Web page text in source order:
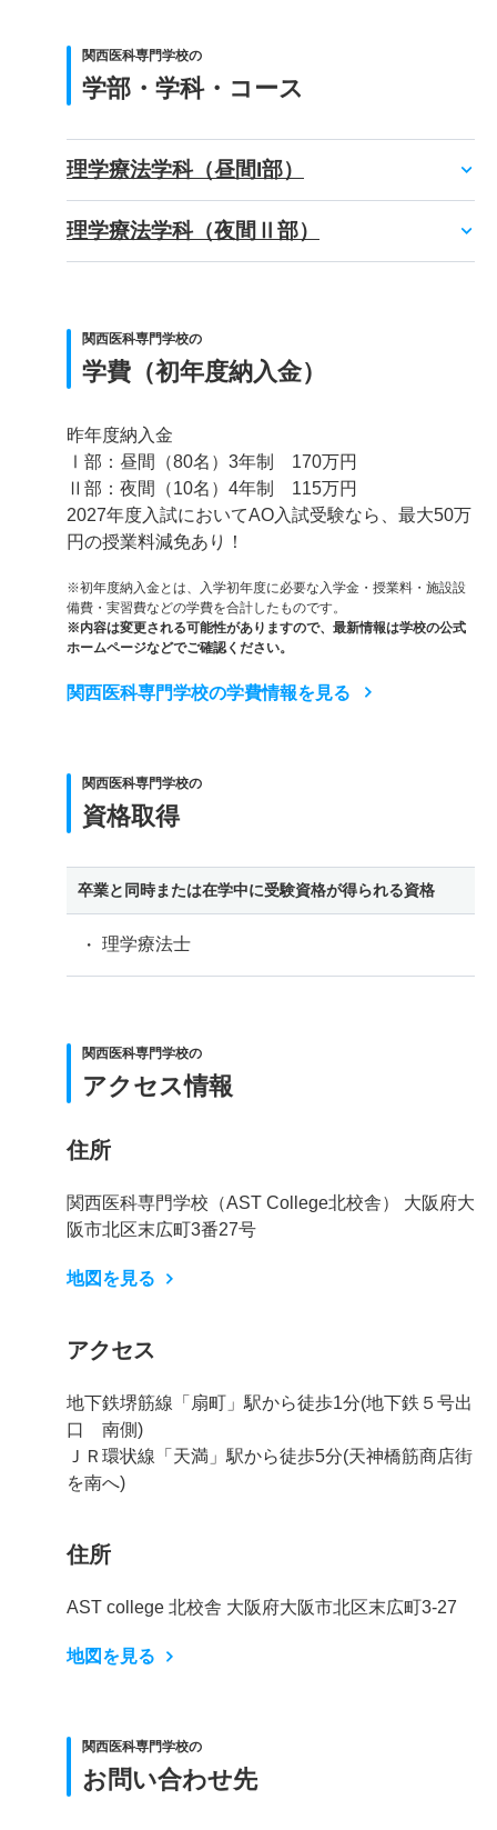
関西医科専門学校の
学部・学科・コース
理学療法学科（昼間I部）
理学療法学科（夜間Ⅱ部）
関西医科専門学校の
学費（初年度納入金）
昨年度納入金
Ⅰ部：昼間（80名）3年制 170万円
Ⅱ部：夜間（10名）4年制 115万円
2027年度入試においてAO入試受験なら、最大50万
円の授業料減免あり！
※初年度納入金とは、入学初年度に必要な入学金・授業料・施設設
備費・実習費などの学費を合計したものです。
※内容は変更される可能性がありますので、最新情報は学校の公式
ホームページなどでご確認ください。
関西医科専門学校の学費情報を見る
関西医科専門学校の
資格取得
卒業と同時または在学中に受験資格が得られる資格
理学療法士
関西医科専門学校の
アクセス情報
住所
関西医科専門学校（AST College北校舎） 大阪府大
阪市北区末広町3番27号
地図を見る
アクセス
地下鉄堺筋線「扇町」駅から徒歩1分(地下鉄５号出
口 南側)
ＪＲ環状線「天満」駅から徒歩5分(天神橋筋商店街
を南へ)
住所
AST college 北校舎 大阪府大阪市北区末広町3-27
地図を見る
関西医科専門学校の
お問い合わせ先